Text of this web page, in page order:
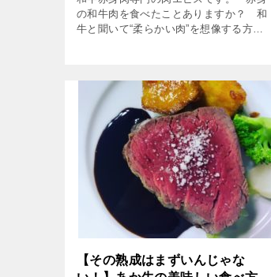
の和牛肉を食べたことありますか？ 和
牛と聞いて“柔らかい肉”を想像する方が
【その熟成はまずいんじゃな